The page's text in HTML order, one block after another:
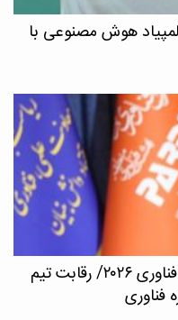
هوش مصنوعی با
پردیس در تدارک میزبانی المپیک فناوری ۲۰۲۶/ رقابت تیم